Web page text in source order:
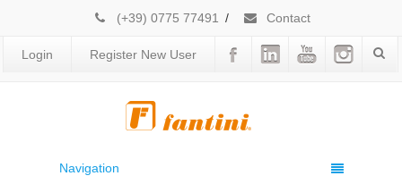
(+39) 0775 77491 / Contact
Login Register New User
Navigation